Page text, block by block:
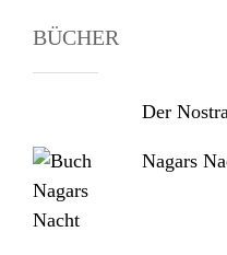
BÜCHER
Der
Nagars